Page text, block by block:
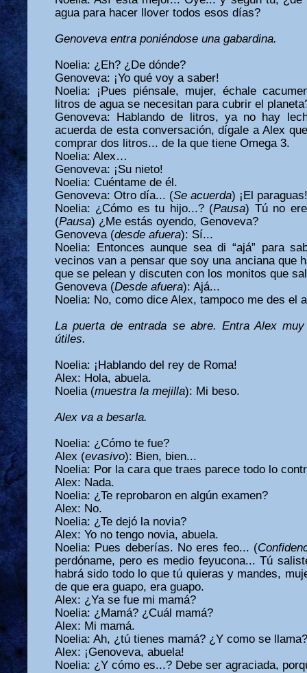
agua para hacer llover todos esos días?
Genoveva entra poniéndose una gabardina.
Noelia: ¿Eh? ¿De dónde?
Genoveva: ¡Yo qué voy a saber!
Noelia: ¡Pues piénsale, mujer, échale
litros de agua se necesitan para cubrir el
Genoveva: Hablando de litros, ya no hay
acuerda de esta conversación, dígale a Alex
comprar dos litros... de la que tiene Omega 3.
Noelia: Alex…
Genoveva: ¡Su nieto!
Noelia: Cuéntame de él.
Genoveva: Otro día... (Se acuerda) ¡El
Noelia: ¿Cómo es tu hijo...? (Pausa) Tú no
(Pausa) ¿Me estás oyendo, Genoveva?
Genoveva (desde afuera): Sí...
Noelia: Entonces aunque sea di “ajá” para
vecinos van a pensar que soy una anciana que
que se pelean y discuten con los monitos que
Genoveva (Desde afuera): Ajá...
Noelia: No, como dice Alex, tampoco me des el
La puerta de entrada se abre. Entra Alex
útiles.
Noelia: ¡Hablando del rey de Roma!
Alex: Hola, abuela.
Noelia (muestra la mejilla): Mi beso.
Alex va a besarla.
Noelia: ¿Cómo te fue?
Alex (evasivo): Bien, bien...
Noelia: Por la cara que traes parece todo lo
Alex: Nada.
Noelia: ¿Te reprobaron en algún examen?
Alex: No.
Noelia: ¿Te dejó la novia?
Alex: Yo no tengo novia, abuela.
Noelia: Pues deberías. No eres feo... (
perdóname, pero es medio feyucona... Tú
habrá sido todo lo que tú quieras y mandes,
de que era guapo, era guapo.
Alex: ¿Ya se fue mi mamá?
Noelia: ¿Mamá? ¿Cuál mamá?
Alex: Mi mamá.
Noelia: Ah, ¿tú tienes mamá? ¿Y como se llama?
Alex: ¡Genoveva, abuela!
Noelia: ¿Y cómo es...? Debe ser agraciada,